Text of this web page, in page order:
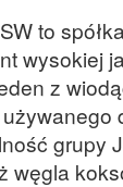
to
wysokiej
z
grupy
węgla